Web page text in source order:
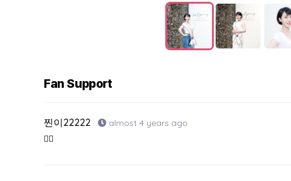
Fan Support
찐이22222 almost 4 years ago
👍🏻